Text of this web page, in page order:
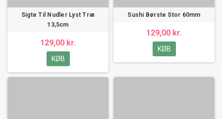
Sigte Til Nudler Lyst Træ
13,5cm
129,00 kr.
KØB
Sushi Børste Stor 60mm
129,00 kr.
KØB